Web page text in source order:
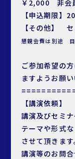
￥2,000 非会
【申込期限】
【その他】
懇親会費は別途
ご参加希望の方
ますようお願い
【講演依頼】
講演及びセミナ
テーマや形式
させて頂きます
講演等のお問合